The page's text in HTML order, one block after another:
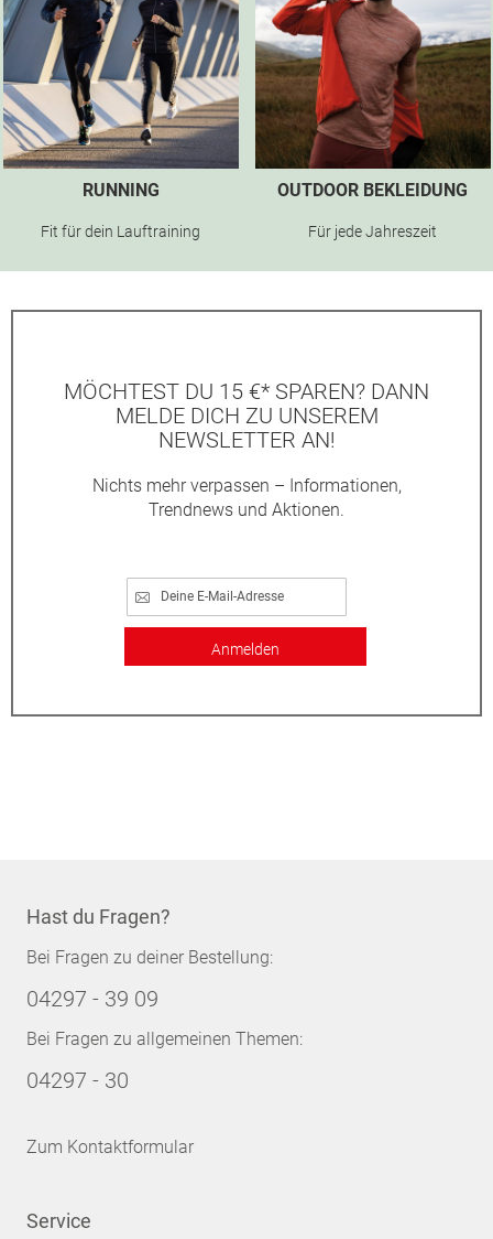
RUNNING
Fit für dein Lauftraining
OUTDOOR BEKLEIDUNG
Für jede Jahreszeit
MÖCHTEST DU 15 €* SPAREN? DANN
MELDE DICH ZU UNSEREM
NEWSLETTER AN!
Nichts mehr verpassen – Informationen,
Trendnews und Aktionen.
Anmelden
Hast du Fragen?
Bei Fragen zu deiner Bestellung:
04297 - 39 09
Bei Fragen zu allgemeinen Themen:
04297 - 30
Zum Kontaktformular
Service